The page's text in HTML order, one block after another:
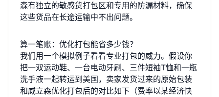
森有独立的敏感货打包区和专用的防漏材料，确保
这些货品在长途运输中不出问题。
算一笔账：优化打包能省多少钱？
我们用一个模拟例子看看专业打包的威力。假设你
把一双运动鞋、一台电动牙刷、三件短袖T恤和一瓶
洗手液一起转运到美国，卖家发货过来的原始包装
和威立森优化打包后的对比如下（费率以某经济快